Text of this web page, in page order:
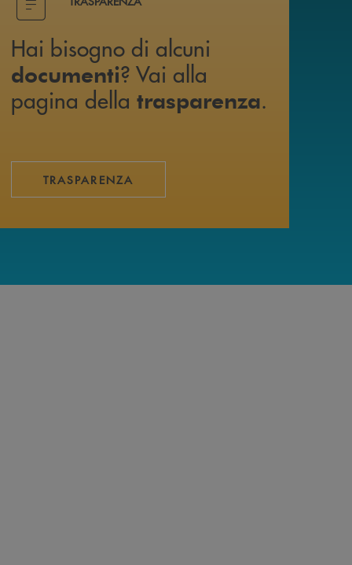
Hai bisogno di alcuni
documenti? Vai alla
pagina della trasparenza.
TRASPARENZA